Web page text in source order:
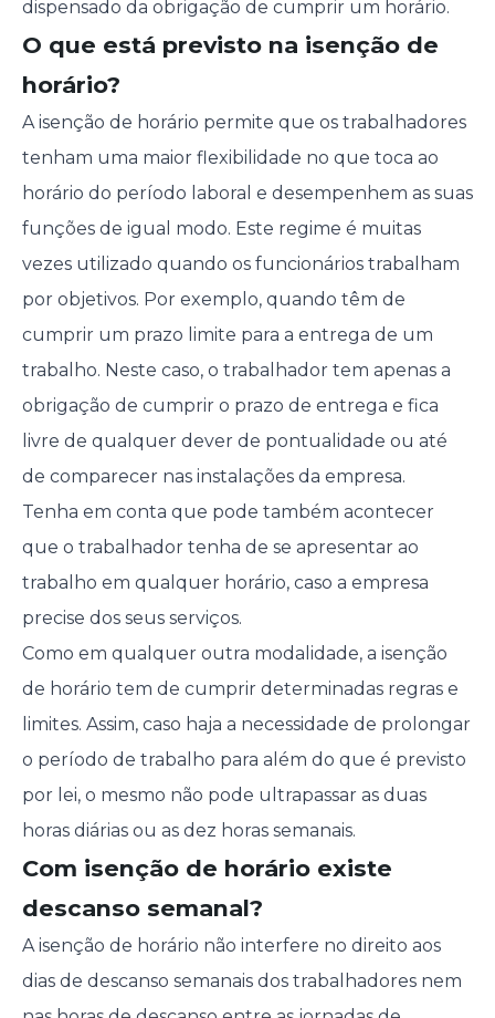
dispensado da obrigação de cumprir um horário.
O que está previsto na isenção de
horário?
A isenção de horário permite que os trabalhadores
tenham uma maior flexibilidade no que toca ao
horário do período laboral e desempenhem as suas
funções de igual modo. Este regime é muitas
vezes utilizado quando os funcionários trabalham
por objetivos. Por exemplo, quando têm de
cumprir um prazo limite para a entrega de um
trabalho. Neste caso, o trabalhador tem apenas a
obrigação de cumprir o prazo de entrega e fica
livre de qualquer dever de pontualidade ou até
de comparecer nas instalações da empresa.
Tenha em conta que pode também acontecer
que o trabalhador tenha de se apresentar ao
trabalho em qualquer horário, caso a empresa
precise dos seus serviços.
Como em qualquer outra modalidade, a isenção
de horário tem de cumprir determinadas regras e
limites. Assim, caso haja a necessidade de prolongar
o período de trabalho para além do que é previsto
por lei, o mesmo não pode ultrapassar as duas
horas diárias ou as dez horas semanais.
Com isenção de horário existe
descanso semanal?
A isenção de horário não interfere no direito aos
dias de descanso semanais dos trabalhadores nem